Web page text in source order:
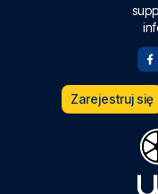
Zarejestruj się